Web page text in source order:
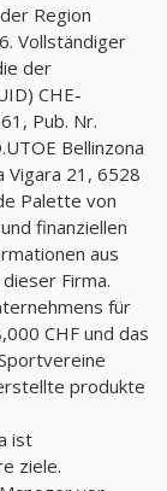
Region
Vollständiger
der
CHE-
Pub. Nr.
Bellinzona
Vigara 21, 6528
Palette von
finanziellen
aus
Firma.
für
CHF und das
produkte
ist
ziele.